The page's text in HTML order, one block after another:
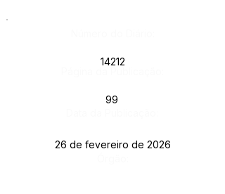
14212
99
26 de fevereiro de 2026